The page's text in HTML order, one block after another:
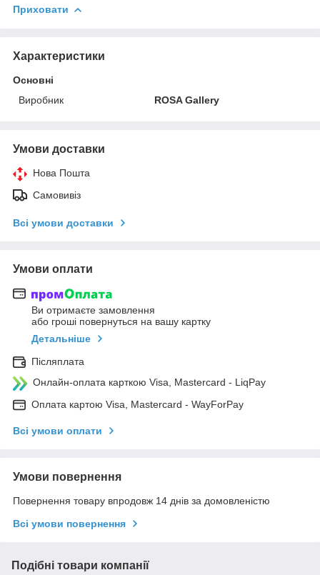
Приховати
Характеристики
Основні
Виробник
ROSA Gallery
Умови доставки
Нова Пошта
Самовивіз
Всі умови доставки
Умови оплати
Ви отримаєте замовлення
або гроші повернуться на вашу картку
Детальніше
Післяплата
Онлайн-оплата карткою Visa, Mastercard - LiqPay
Оплата картою Visa, Mastercard - WayForPay
Всі умови оплати
Умови повернення
Повернення товару впродовж 14 днів за домовленістю
Всі умови повернення
Подібні товари компанії